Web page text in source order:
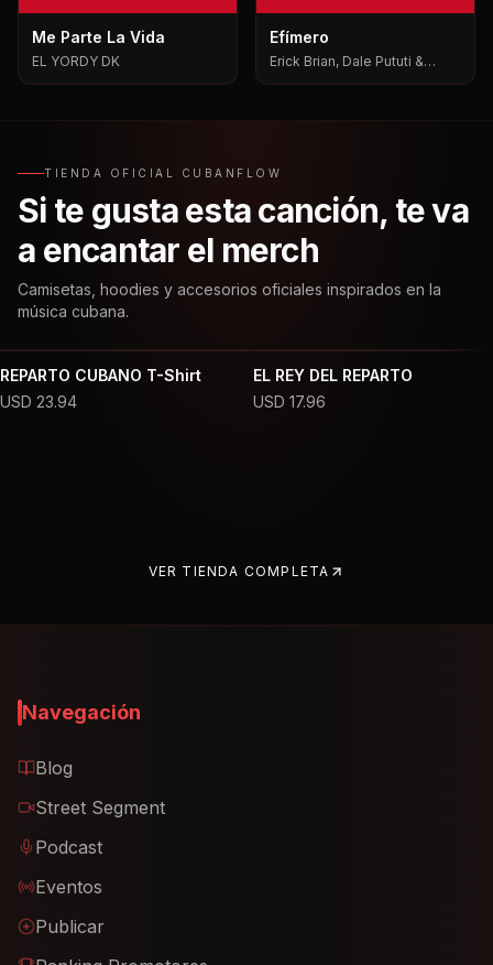
Me Parte La Vida
EL YORDY DK
Efímero
Erick Brian, Dale Pututi &
TIENDA OFICIAL CUBANFLOW
Si te gusta esta canción, te va
a encantar el merch
Camisetas, hoodies y accesorios oficiales inspirados en la
música cubana.
REPARTO CUBANO T-Shirt
USD 23.94
EL REY DEL REPARTO
USD 17.96
VER TIENDA COMPLETA
Navegación
Blog
Street Segment
Podcast
Eventos
Publicar